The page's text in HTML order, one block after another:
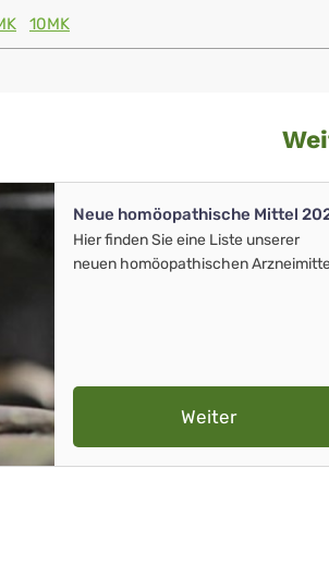
10MK
Neue homöopathische Mittel
Hier finden Sie eine Liste unserer
neuen homöopathischen
Weiter